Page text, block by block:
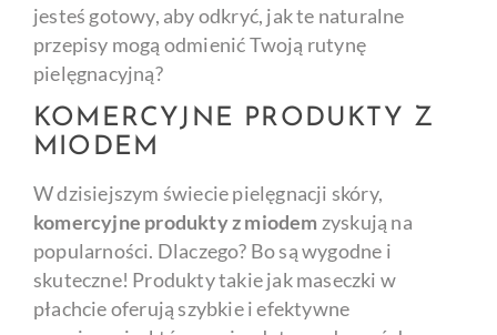
jesteś gotowy, aby odkryć, jak te naturalne
przepisy mogą odmienić Twoją rutynę
pielęgnacyjną?
KOMERCYJNE PRODUKTY Z
MIODEM
W dzisiejszym świecie pielęgnacji skóry,
komercyjne produkty z miodem zyskują na
popularności. Dlaczego? Bo są wygodne i
skuteczne! Produkty takie jak maseczki w
płachcie oferują szybkie i efektywne